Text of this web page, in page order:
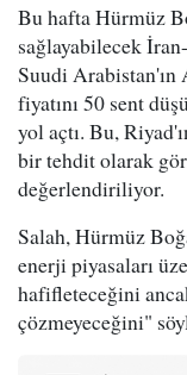
Bu hafta Hürmüz
sağlayabilecek
Suudi Arabistan'ın
fiyatını 50 sent
yol açtı. Bu,
bir tehdit olarak
değerlendiriliyor.
Salah, Hürmüz
enerji piyasaları
hafifleteceğini
çözmeyeceğini"